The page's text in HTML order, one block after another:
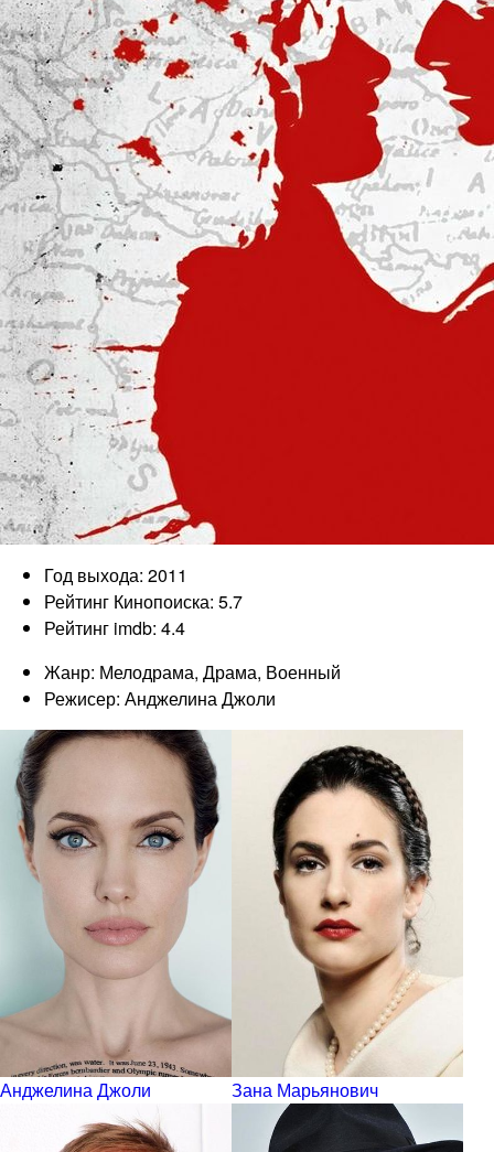
Год выхода: 2011
Рейтинг Кинопоиска: 5.7
Рейтинг imdb: 4.4
Жанр: Мелодрама, Драма, Военный
Режисер: Анджелина Джоли
Анджелина Джоли Зана Марьянович